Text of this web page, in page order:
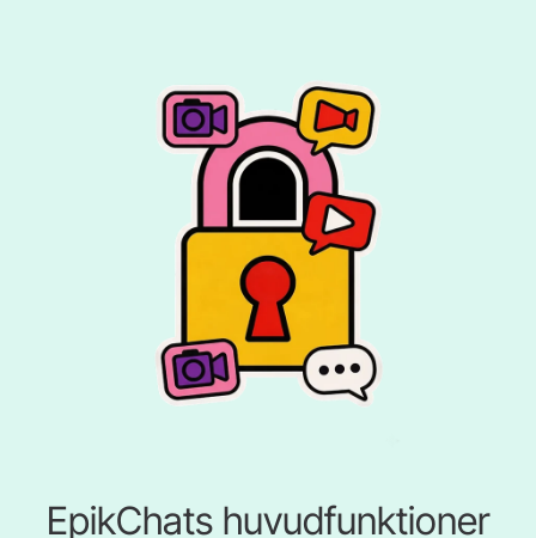
EpikChats huvudfunktioner